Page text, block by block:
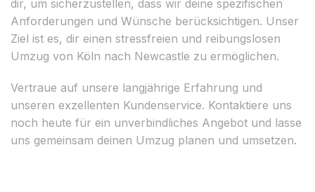
dir, um sicherzustellen, dass wir deine spezifischen
Anforderungen und Wünsche berücksichtigen. Unser
Ziel ist es, dir einen stressfreien und reibungslosen
Umzug von Köln nach Newcastle zu ermöglichen.
Vertraue auf unsere langjährige Erfahrung und
unseren exzellenten Kundenservice. Kontaktiere uns
noch heute für ein unverbindliches Angebot und lasse
uns gemeinsam deinen Umzug planen und umsetzen.